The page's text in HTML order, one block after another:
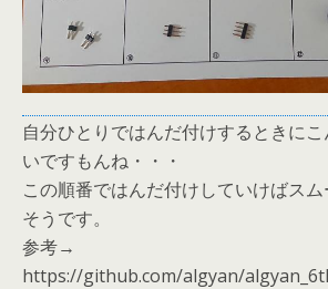
自分ひとりではんだ付けするときに
いですもんね・・・
この順番ではんだ付けしていけばス
そうです。
参考→
https://github.com/algyan/